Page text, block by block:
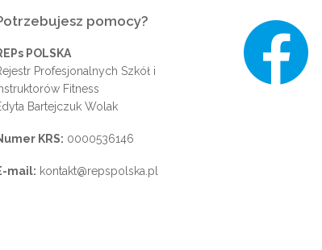
pomocy?
POLSKA
Profesjonalnych Szkół i
Fitness
Bartejczuk Wolak
KRS: 0000536146
mail: kontakt@repspolska.pl